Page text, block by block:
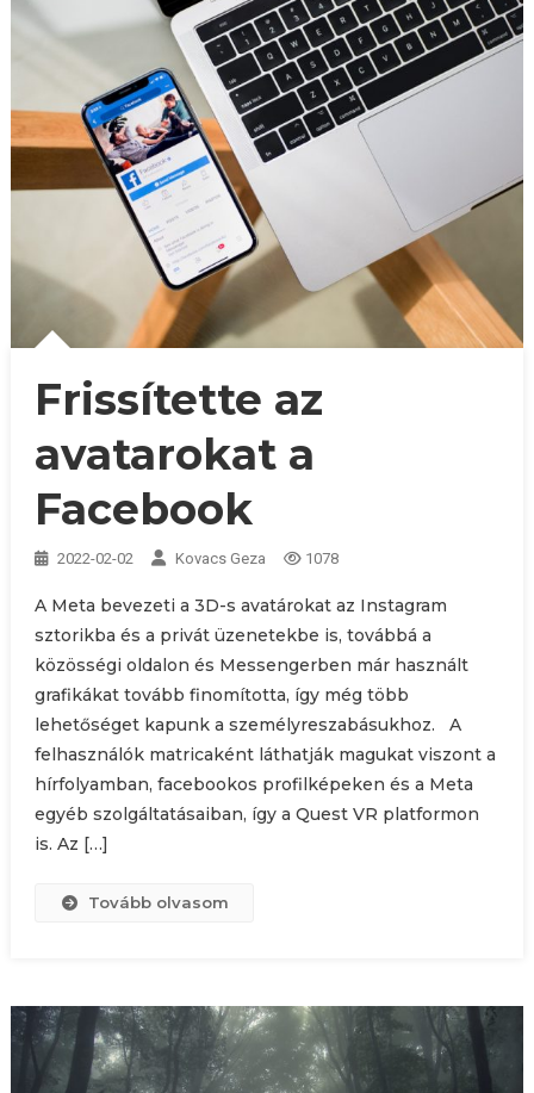
Frissítette az
avatarokat a
Facebook
2022-02-02 Kovacs Geza 1078
A Meta bevezeti a 3D-s avatárokat az Instagram
sztorikba és a privát üzenetekbe is, továbbá a
közösségi oldalon és Messengerben már használt
grafikákat tovább finomította, így még több
lehetőséget kapunk a személyreszabásukhoz. A
felhasználók matricaként láthatják magukat viszont a
hírfolyamban, facebookos profilképeken és a Meta
egyéb szolgáltatásaiban, így a Quest VR platformon
is. Az […]
Tovább olvasom